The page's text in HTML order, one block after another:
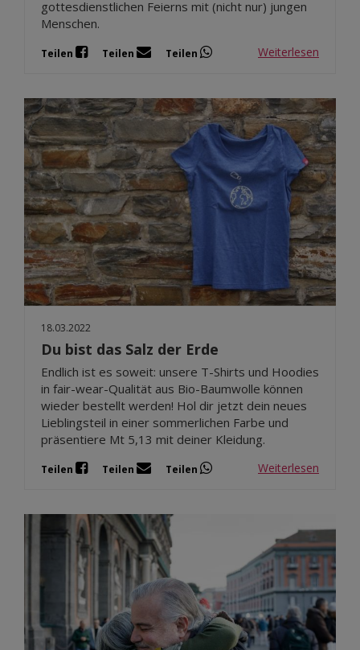
gottesdienstlichen Feierns mit (nicht nur) jungen
Menschen.
Teilen Teilen Teilen Weiterlesen
18.03.2022
Du bist das Salz der Erde
Endlich ist es soweit: unsere T-Shirts und Hoodies
in fair-wear-Qualität aus Bio-Baumwolle können
wieder bestellt werden! Hol dir jetzt dein neues
Lieblingsteil in einer sommerlichen Farbe und
präsentiere Mt 5,13 mit deiner Kleidung.
Teilen Teilen Teilen Weiterlesen